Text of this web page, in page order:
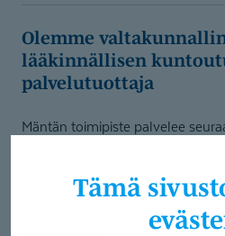
Tämä
Olemme valtakunnallinen Kelan vaativan
lääkinnällisen
palvelutuottaja
Mäntän toimipiste palvelee
Parkano, Pirkkala, Punkalaidun,
Sastamala, Tampere, Urjala,